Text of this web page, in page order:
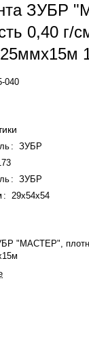
ЗУБР
0,40 г/
040
:
ЗУБР
:
ЗУБР
: 29х54х54
"МАСТЕР",